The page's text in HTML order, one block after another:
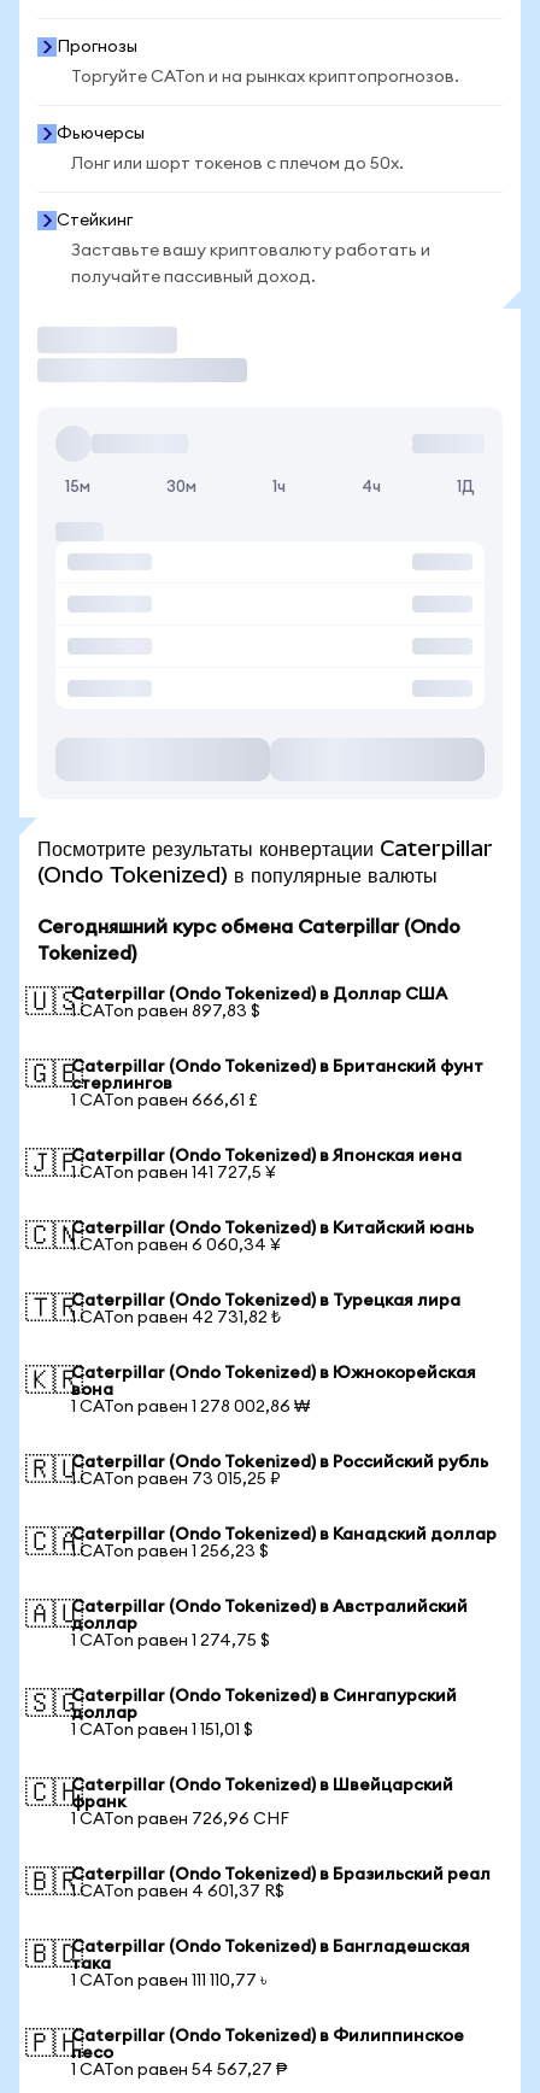
Прогнозы
Торгуйте CATon и на рынках криптопрогнозов.
Фьючерсы
Лонг или шорт токенов с плечом до 50x.
Стейкинг
Заставьте вашу криптовалюту работать и
получайте пассивный доход.
15м 30м 1ч 4ч 1Д
Посмотрите результаты конвертации Caterpillar
(Ondo Tokenized) в популярные валюты
Сегодняшний курс обмена Caterpillar (Ondo
Tokenized)
🇺🇸Caterpillar (Ondo Tokenized) в Доллар США
1 CATon равен 897,83 $
🇬🇧Caterpillar (Ondo Tokenized) в Британский фунт
стерлингов
1 CATon равен 666,61 £
🇯🇵Caterpillar (Ondo Tokenized) в Японская иена
1 CATon равен 141 727,5 ¥
🇨🇳Caterpillar (Ondo Tokenized) в Китайский юань
1 CATon равен 6 060,34 ¥
🇹🇷Caterpillar (Ondo Tokenized) в Турецкая лира
1 CATon равен 42 731,82 ₺
🇰🇷Caterpillar (Ondo Tokenized) в Южнокорейская
вона
1 CATon равен 1 278 002,86 ₩
🇷🇺Caterpillar (Ondo Tokenized) в Российский рубль
1 CATon равен 73 015,25 ₽
🇨🇦Caterpillar (Ondo Tokenized) в Канадский доллар
1 CATon равен 1 256,23 $
🇦🇺Caterpillar (Ondo Tokenized) в Австралийский
доллар
1 CATon равен 1 274,75 $
🇸🇬Caterpillar (Ondo Tokenized) в Сингапурский
доллар
1 CATon равен 1 151,01 $
🇨🇭Caterpillar (Ondo Tokenized) в Швейцарский
франк
1 CATon равен 726,96 CHF
🇧🇷Caterpillar (Ondo Tokenized) в Бразильский реал
1 CATon равен 4 601,37 R$
🇧🇩Caterpillar (Ondo Tokenized) в Бангладешская
така
1 CATon равен 111 110,77 ৳
🇵🇭Caterpillar (Ondo Tokenized) в Филиппинское
песо
1 CATon равен 54 567,27 ₱